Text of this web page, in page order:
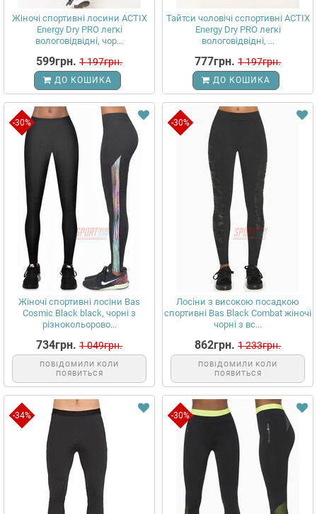
Жіночі спортивні лосини ACTIX
Energy Dry PRO легкі
вологовідвідні, чор...
599грн. 1 197грн.
ДО КОШИКА
Тайтси чоловічі сспортивні ACTIX
Energy Dry PRO легкі
вологовідвідні, ...
777грн. 1 197грн.
ДО КОШИКА
-30%
Жіночі спортивні лосіни Bas
Cosmic Black black, чорні з
різнокольорово...
734грн. 1 049грн.
ПОВІДОМИЛИ КОЛИ
ПОЯВИТЬСЯ
-30%
Лосіни з високою посадкою
спортивні Bas Black Combat жіночі
чорні з вс...
862грн. 1 233грн.
ПОВІДОМИЛИ КОЛИ
ПОЯВИТЬСЯ
-34% -30%